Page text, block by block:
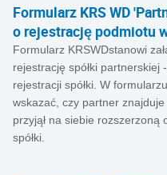
Formularz KRS WD
o rejestrację podmiotu
Formularz KRSWDstanowi
rejestrację spółki
rejestracji spółki. W
wskazać, czy partner
przyjął na siebie
spółki.